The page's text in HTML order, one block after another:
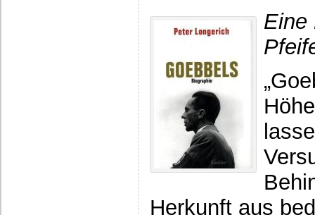
Eine
Herkunft aus